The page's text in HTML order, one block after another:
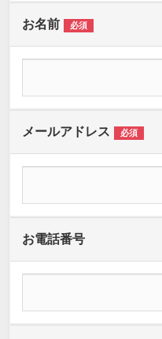
お名前 必須
メールアドレス 必須
お電話番号